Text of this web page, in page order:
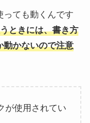
っても動くんです
ときには、書き方
動かないので注意
が使用されてい